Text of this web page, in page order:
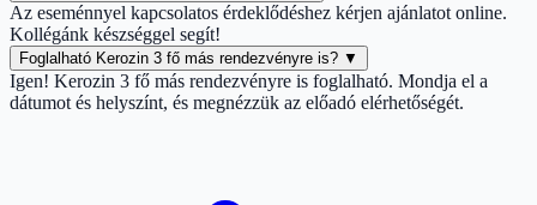
Az eseménnyel kapcsolatos érdeklődéshez kérjen ajánlatot online.
Kollégánk készséggel segít!
Foglalható Kerozin 3 fő más rendezvényre is? ▼
Igen! Kerozin 3 fő más rendezvényre is foglalható. Mondja el a
dátumot és helyszínt, és megnézzük az előadó elérhetőségét.